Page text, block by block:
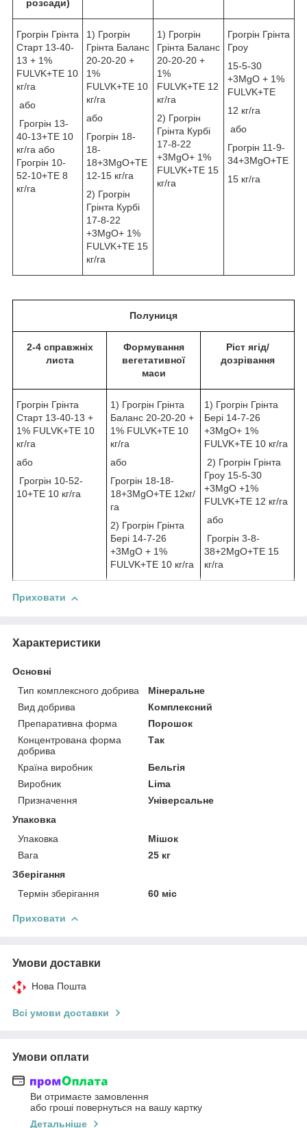
розсади)
Грогрін Грінта
Старт 13-40-
13 + 1%
FULVK+TE 10
кг/га
або
Грогрін 13-
40-13+TE 10
кг/га або
Грогрін 10-
52-10+TE 8
кг/га
1) Грогрін
Грінта Баланс
20-20-20 +
1%
FULVK+TE 10
кг/га
або
Грогрін 18-
18-
18+3MgO+TE
12-15 кг/га
2) Грогрін
Грінта Курбі
17-8-22
+3MgO+ 1%
FULVK+TE 15
кг/га
1) Грогрін
Грінта Баланс
20-20-20 +
1%
FULVK+TE 12
кг/га
2) Грогрін
Грінта Курбі
17-8-22
+3MgO+ 1%
FULVK+TE 15
кг/га
Грогрін Грінта
Гроу
15-5-30
+3MgО + 1%
FULVK+TE
12 кг/га
або
Грогрін 11-9-
34+3MgO+TE
15 кг/га
Полуниця
2-4 справжніх
листа
Формування
вегетативної
маси
Ріст ягід/
дозрівання
Грогрін Грінта
Старт 13-40-13 +
1% FULVK+TE 10
кг/га
або
Грогрін 10-52-
10+TE 10 кг/га
1) Грогрін Грінта
Баланс 20-20-20 +
1% FULVK+TE 10
кг/га
або
Грогрін 18-18-
18+3MgO+TE 12кг/
га
2) Грогрін Грінта
Бері 14-7-26
+3MgO + 1%
FULVK+TE 10 кг/га
1) Грогрін Грінта
Бері 14-7-26
+3MgO+ 1%
FULVK+TE 10 кг/га
2) Грогрін Грінта
Гроу 15-5-30
+3MgО +1%
FULVK+TE 12 кг/га
або
Грогрін 3-8-
38+2MgO+TE 15
кг/га
Приховати
Характеристики
Основні
Тип комплексного добрива
Мінеральне
Вид добрива
Комплексний
Препаративна форма
Порошок
Концентрована форма
добрива
Так
Країна виробник
Бельгія
Виробник
Lima
Призначення
Універсальне
Упаковка
Упаковка
Мішок
Вага
25 кг
Зберігання
Термін зберігання
60 міс
Приховати
Умови доставки
Нова Пошта
Всі умови доставки
Умови оплати
Ви отримаєте замовлення
або гроші повернуться на вашу картку
Детальніше